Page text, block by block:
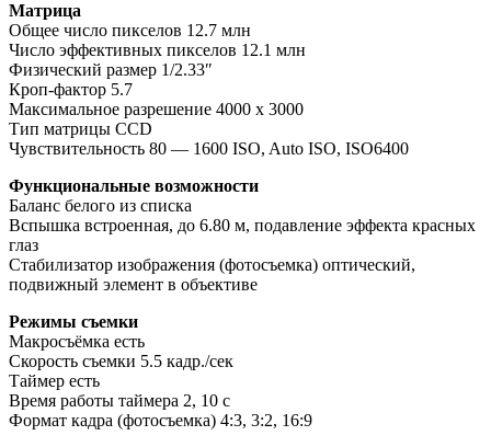
Матрица
Общее число пикселов 12.7 млн
Число эффективных пикселов 12.1 млн
Физический размер 1/2.33″
Кроп-фактор 5.7
Максимальное разрешение 4000 x 3000
Тип матрицы СCD
Чувствительность 80 — 1600 ISO, Auto ISO, ISO6400
Функциональные возможности
Баланс белого из списка
Вспышка встроенная, до 6.80 м, подавление эффекта красных
глаз
Стабилизатор изображения (фотосъемка) оптический,
подвижный элемент в объективе
Режимы съемки
Макросъёмка есть
Скорость съемки 5.5 кадр./сек
Таймер есть
Время работы таймера 2, 10 c
Формат кадра (фотосъемка) 4:3, 3:2, 16:9